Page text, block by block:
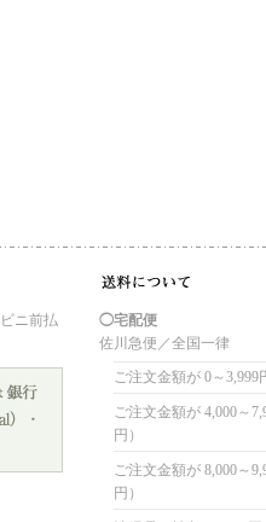
ニ前払
◯宅配便
佐川急便／全国一律
ご注文金額が 0～3,999
ご注文金額が 4,000～
円）
ご注文金額が 8,000～
円）